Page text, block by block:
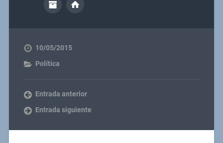
10/05/2015
Política
Entrada anterior
Entrada siguiente